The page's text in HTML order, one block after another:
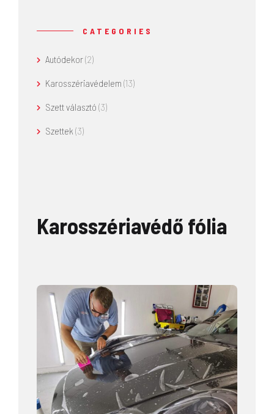
CATEGORIES
Autódekor(2)
Karosszériavédelem (13)
Szett választó (3)
Szettek (3)
Karosszériavédő fólia